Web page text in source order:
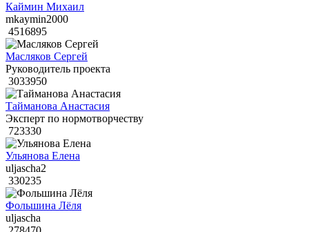
Каймин Михаил
mkaymin2000
4516895
Масляков Сергей
Руководитель проекта
3033950
Тайманова Анастасия
Эксперт по нормотворчеству
723330
Ульянова Елена
uljascha2
330235
Фольшина Лёля
uljascha